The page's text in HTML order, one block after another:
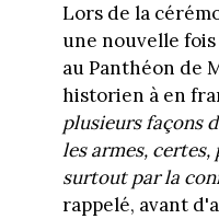
Lors de la
une nouvelle
au Panthéon de
historien à en
plusieurs façons
les armes, certes,
surtout par la
rappelé, avant